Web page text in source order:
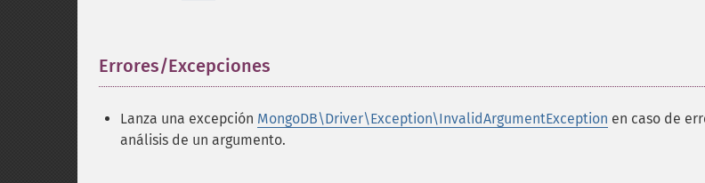
Errores/Excepciones
Lanza una excepción MongoDB\Driver\Exception\InvalidArgumentException en caso de
análisis de un argumento.